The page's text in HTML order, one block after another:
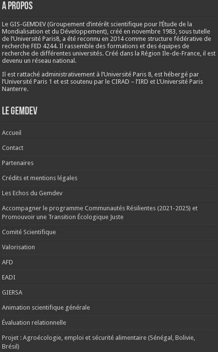
A propos
Le GIS-GEMDEV (Groupement d’intérêt scientifique pour l’Étude de la
Mondialisation et du Développement), créé ennovembre 1983 , sous tutelle
de l’Université Paris8, a été reconnu en 2014 comme structure fédérative de
recherche FED 4244. Il rassemble des formations et des équipes de
recherche de différentes universités. Créé dans la Région Ile-de-France, il est
devenu un réseau national.
Il est rattaché administrativement à l’Université Paris 8, est hébergé par
l’Université Paris 1 et est soutenu par le CIRAD – l’IRD et L’Université Paris
Nanterre.
Le Gemdev
Accueil
Contact
Partenaires
Crédits et mentions légales
Les Echos du Gemdev
Accompagner le programme Communautés Résilientes (2021-2025) et
Promouvoir une Transition Écologique Juste
Comité Scientifique
Valorisation
AFD
EADI
GIERSA
Animation scientifique générale
Évaluation relationnelle
Projet : Agroécologie, emploi et sécurité alimentaire (Sénégal, Bolivie,
Brésil)